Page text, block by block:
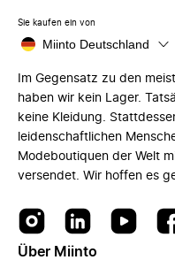
Sie kaufen ein von
Miinto Deutschland
Im Gegensatz zu den
haben wir kein Lager.
keine Kleidung.
leidenschaftlichen
Modeboutiquen der Welt
versendet. Wir hoffen es
Über Miinto